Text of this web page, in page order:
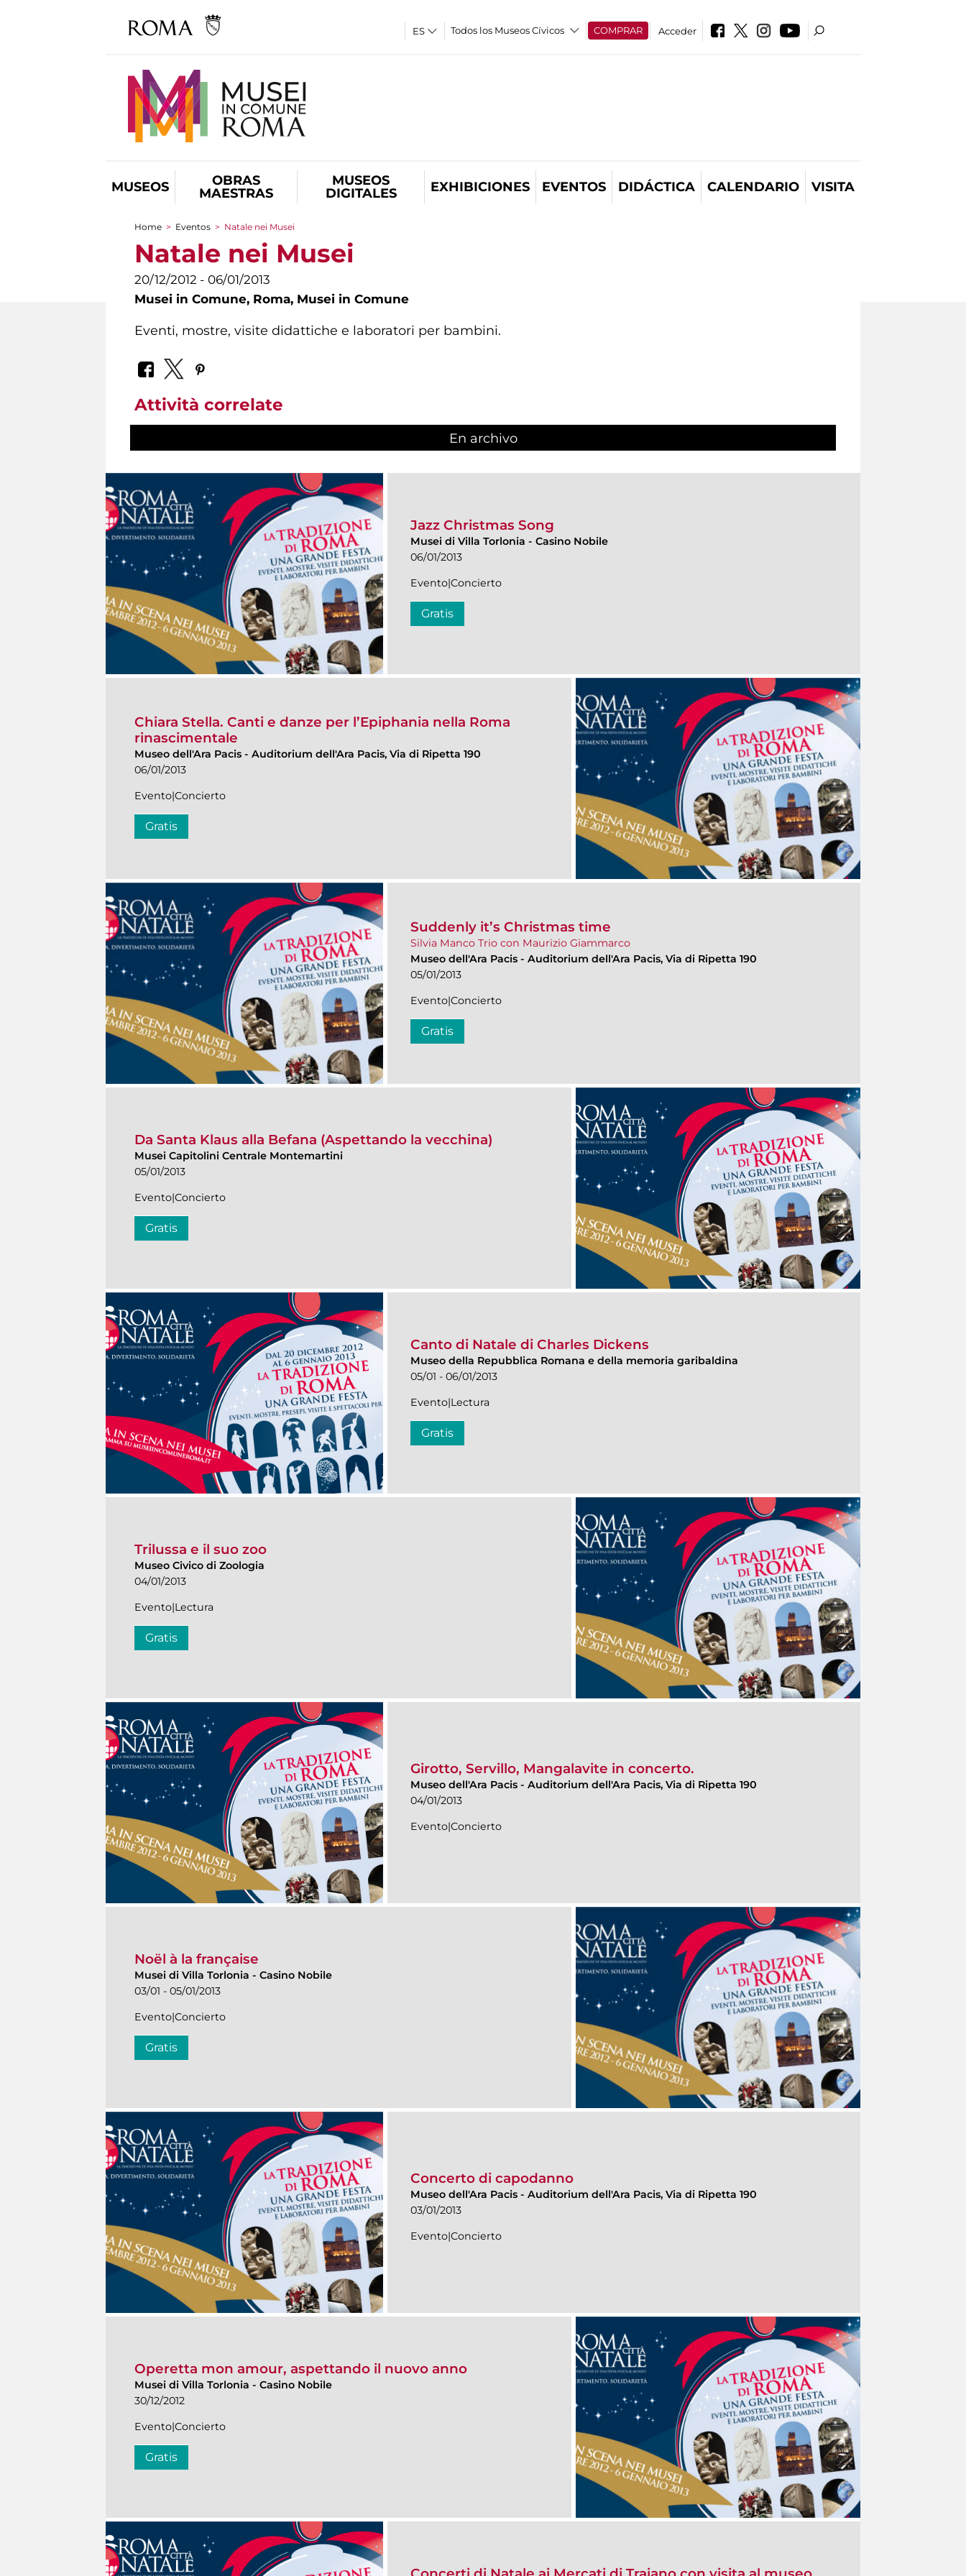
Todos los Museos Cívicos COMPRAR Acceder
MUSEOS
OBRAS
MAESTRAS
MUSEOS
DIGITALES
EXHIBICIONES EVENTOS DIDÁCTICA CALENDARIO VISITA
You are here
Home > Eventos > Natale nei Musei
Natale nei Musei
20/12/2012 - 06/01/2013
Musei in Comune, Roma, Musei in Comune
Eventi, mostre, visite didattiche e laboratori per bambini.
Attività correlate
En archivo
Jazz Christmas Song
Musei di Villa Torlonia - Casino Nobile
06/01/2013
Evento|Concierto
Gratis
Chiara Stella. Canti e danze per l’Epiphania nella Roma
rinascimentale
Museo dell'Ara Pacis - Auditorium dell'Ara Pacis, Via di Ripetta 190
06/01/2013
Evento|Concierto
Gratis
Suddenly it’s Christmas time
Silvia Manco Trio con Maurizio Giammarco
Museo dell'Ara Pacis - Auditorium dell'Ara Pacis, Via di Ripetta 190
05/01/2013
Evento|Concierto
Gratis
Da Santa Klaus alla Befana (Aspettando la vecchina)
Musei Capitolini Centrale Montemartini
05/01/2013
Evento|Concierto
Gratis
Canto di Natale di Charles Dickens
Museo della Repubblica Romana e della memoria garibaldina
05/01 - 06/01/2013
Evento|Lectura
Gratis
Trilussa e il suo zoo
Museo Civico di Zoologia
04/01/2013
Evento|Lectura
Gratis
Girotto, Servillo, Mangalavite in concerto.
Museo dell'Ara Pacis - Auditorium dell'Ara Pacis, Via di Ripetta 190
04/01/2013
Evento|Concierto
Noël à la française
Musei di Villa Torlonia - Casino Nobile
03/01 - 05/01/2013
Evento|Concierto
Gratis
Concerto di capodanno
Museo dell'Ara Pacis - Auditorium dell'Ara Pacis, Via di Ripetta 190
03/01/2013
Evento|Concierto
Operetta mon amour, aspettando il nuovo anno
Musei di Villa Torlonia - Casino Nobile
30/12/2012
Evento|Concierto
Gratis